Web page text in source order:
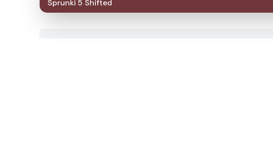
Sprunki 5 Shifted